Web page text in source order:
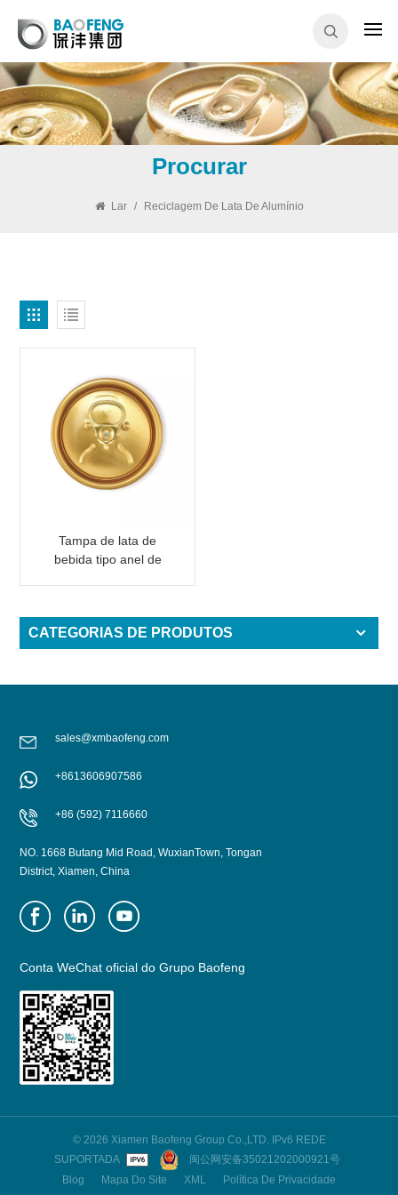
Procurar
Lar / Reciclagem De Lata De Alumínio
Tampa de lata de
bebida tipo anel de
CATEGORIAS DE PRODUTOS
sales@xmbaofeng.com
+8613606907586
+86 (592) 7116660
NO. 1668 Butang Mid Road, WuxianTown, Tongan
District, Xiamen, China
Conta WeChat oficial do Grupo Baofeng
© 2026 Xiamen Baofeng Group Co.,LTD. IPv6 REDE
SUPORTADA
闽公网安备35021202000921号
Blog
Mapa Do Site XML Política De Privacidade